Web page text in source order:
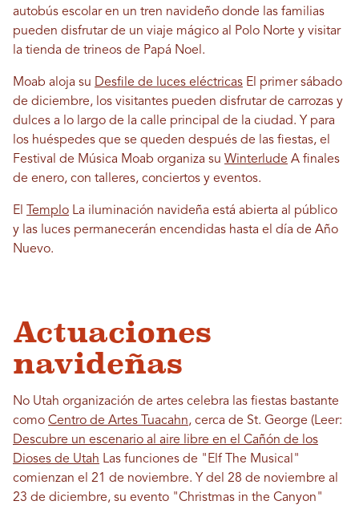
autobús escolar en un tren navideño donde las familias
pueden disfrutar de un viaje mágico al Polo Norte y visitar
la tienda de trineos de Papá Noel.
Moab aloja su Desfile de luces eléctricas El primer sábado
de diciembre, los visitantes pueden disfrutar de carrozas y
dulces a lo largo de la calle principal de la ciudad. Y para
los huéspedes que se queden después de las fiestas, el
Festival de Música Moab organiza su Winterlude A finales
de enero, con talleres, conciertos y eventos.
El Templo La iluminación navideña está abierta al público
y las luces permanecerán encendidas hasta el día de Año
Nuevo.
Actuaciones
navideñas
No Utah organización de artes celebra las fiestas bastante
como Centro de Artes Tuacahn, cerca de St. George (Leer:
Descubre un escenario al aire libre en el Cañón de los
Dioses de Utah Las funciones de "Elf The Musical"
comienzan el 21 de noviembre. Y del 28 de noviembre al
23 de diciembre, su evento "Christmas in the Canyon"